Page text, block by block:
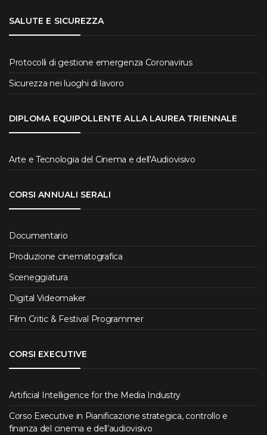
SALUTE E SICUREZZA
Protocolli di gestione emergenza Coronavirus
Sicurezza nei luoghi di lavoro
DIPLOMA EQUIPOLLENTE ALLA LAUREA TRIENNALE
Arte e Tecnologia del Cinema e dell'Audiovisivo
CORSI ANNUALI SERALI
Documentario
Produzione cinematografica
Sceneggiatura
Digital Videomaker
Film Critic & Festival Programmer
CORSI EXECUTIVE
Artificial Intelligence for the Media Industry
Corso Executive in Pianificazione strategica, controllo e
finanza del cinema e dell’audiovisivo